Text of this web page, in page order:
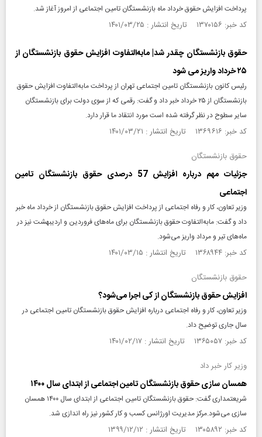
پرداخت افزایش حقوق خرداد ماه بازنشستگان تامین اجتماعی از امروز آغاز شد.
کد خبر: ۱۳۷۰۱۵۶ تاریخ انتشار : ۱۴۰۱/۰۳/۲۵
حقوق بازنشستگان چقدر شد| مابه‌التفاوت افزایش حقوق بازنشستگان از
۲۵ خرداد واریز می شود
رئیس کانون بازنشستگان تامین اجتماعی تهران از پرداخت مابه‌التفاوت افزایش حقوق
بازنشستگان از ۲۵ خرداد خبر داد و گفت: رقمی که از سوی دولت برای بازنشستگان
سایر سطوح در نظر گرفته شده است مورد انتقاد ما قرار دارد.
کد خبر: ۱۳۶۹۶۱۶ تاریخ انتشار : ۱۴۰۱/۰۳/۲۱
حقوق بازنشستگان
جزئیات مهم درباره افزایش 57 درصدی حقوق بازنشستگان تامین
اجتماعی
وزیر تعاون، کار و رفاه اجتماعی از پرداخت افزایش حقوق بازنشستگان از خرداد ماه خبر
داد و گفت: مابه‌التفاوت حقوق بازنشستگان برای ماه‌های فروردین و اردیبهشت نیز در
ماه‌های تیر و مرداد واریز می‌شود.
کد خبر: ۱۳۶۸۹۴۴ تاریخ انتشار : ۱۴۰۱/۰۳/۱۵
حقوق بازنشستگان
افزایش حقوق بازنشستگان از کی اجرا می‌شود؟
وزیر تعاون، کار و رفاه اجتماعی درباره افزایش حقوق بازنشستگان تامین اجتماعی در
سال جاری توضیح داد.
کد خبر: ۱۳۶۵۰۵۷ تاریخ انتشار : ۱۴۰۱/۰۲/۱۷
وزیر کار خبر داد
همسان سازی حقوق بازنشستگان تامین اجتماعی از ابتدای سال ۱۴۰۰
شریعتمداری گفت: حقوق بازنشستگان تامین اجتماعی از ابتدای سال ۱۴۰۰ همسان
سازی می‌شود.مرکز مدیریت اورژانس کسب و کار کشور نیز راه اندازی شد.
کد خبر: ۱۳۰۵۸۹۲ تاریخ انتشار : ۱۳۹۹/۱۲/۱۲